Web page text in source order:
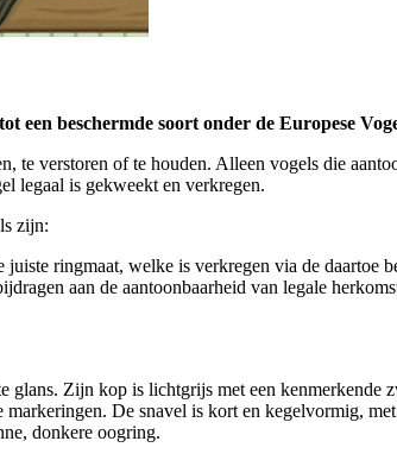
een beschermde soort onder de Europese
te verstoren of te houden. Alleen vogels die
legaal is gekweekt en verkregen.
zijn:
ringmaat, welke is verkregen via de daartoe
aan de aantoonbaarheid van legale
Zijn kop is lichtgrijs met een kenmerkende
De snavel is kort en kegelvormig,
donkere oogring.